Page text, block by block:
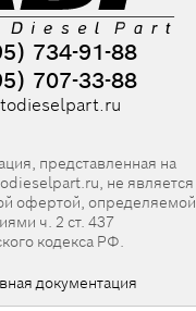
734-91-88
707-33-88
представленная на
не является
офертой, определяемой
ч. 2 ст. 437
кодекса РФ.
документация